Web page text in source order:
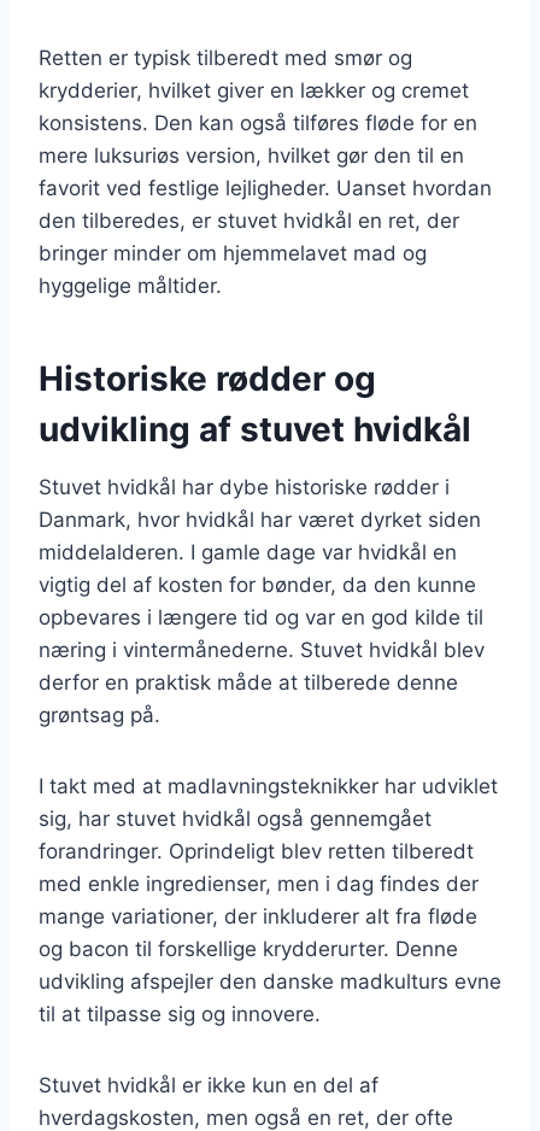
Retten er typisk tilberedt med smør og
krydderier, hvilket giver en lækker og cremet
konsistens. Den kan også tilføres fløde for en
mere luksuriøs version, hvilket gør den til en
favorit ved festlige lejligheder. Uanset hvordan
den tilberedes, er stuvet hvidkål en ret, der
bringer minder om hjemmelavet mad og
hyggelige måltider.
Historiske rødder og
udvikling af stuvet hvidkål
Stuvet hvidkål har dybe historiske rødder i
Danmark, hvor hvidkål har været dyrket siden
middelalderen. I gamle dage var hvidkål en
vigtig del af kosten for bønder, da den kunne
opbevares i længere tid og var en god kilde til
næring i vintermånederne. Stuvet hvidkål blev
derfor en praktisk måde at tilberede denne
grøntsag på.
I takt med at madlavningsteknikker har udviklet
sig, har stuvet hvidkål også gennemgået
forandringer. Oprindeligt blev retten tilberedt
med enkle ingredienser, men i dag findes der
mange variationer, der inkluderer alt fra fløde
og bacon til forskellige krydderurter. Denne
udvikling afspejler den danske madkulturs evne
til at tilpasse sig og innovere.
Stuvet hvidkål er ikke kun en del af
hverdagskosten, men også en ret, der ofte